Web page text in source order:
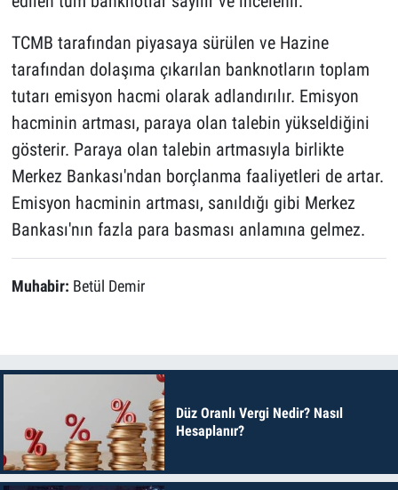
TCMB tarafından piyasaya sürülen ve Hazine
tarafından dolaşıma çıkarılan banknotların toplam
tutarı emisyon hacmi olarak adlandırılır. Emisyon
hacminin artması, paraya olan talebin yükseldiğini
gösterir. Paraya olan talebin artmasıyla birlikte
Merkez Bankası'ndan borçlanma faaliyetleri de artar.
Emisyon hacminin artması, sanıldığı gibi Merkez
Bankası'nın fazla para basması anlamına gelmez.
Muhabir: Betül Demir
Düz Oranlı Vergi Nedir? Nasıl
Hesaplanır?